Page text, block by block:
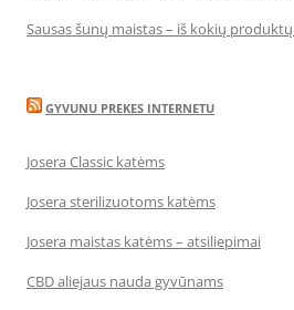
Sausas šunų maistas – iš kokių
GYVUNU PREKES INTERNETU
Josera Classic katėms
Josera sterilizuotoms katėms
Josera maistas katėms – atsiliepimai
CBD aliejaus nauda gyvūnams